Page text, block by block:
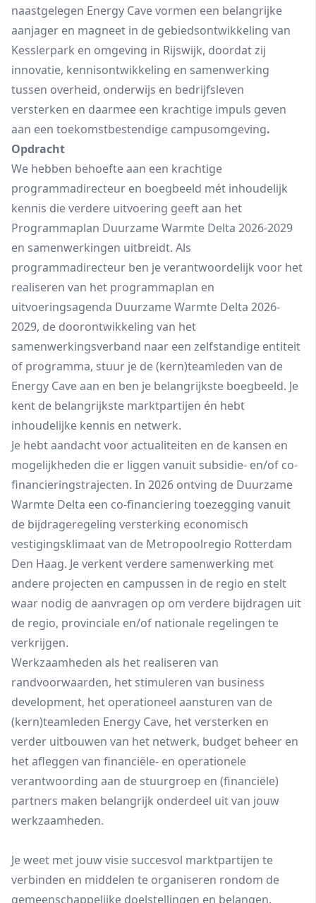
naastgelegen Energy Cave vormen een belangrijke
aanjager en magneet in de gebiedsontwikkeling van
Kesslerpark en omgeving in Rijswijk, doordat zij
innovatie, kennisontwikkeling en samenwerking
tussen overheid, onderwijs en bedrijfsleven
versterken en daarmee een krachtige impuls geven
aan een toekomstbestendige campusomgeving.
Opdracht
We hebben behoefte aan een krachtige
programmadirecteur en boegbeeld mét inhoudelijk
kennis die verdere uitvoering geeft aan het
Programmaplan Duurzame Warmte Delta 2026-2029
en samenwerkingen uitbreidt. Als
programmadirecteur ben je verantwoordelijk voor het
realiseren van het programmaplan en
uitvoeringsagenda Duurzame Warmte Delta 2026-
2029, de doorontwikkeling van het
samenwerkingsverband naar een zelfstandige entiteit
of programma, stuur je de (kern)teamleden van de
Energy Cave aan en ben je belangrijkste boegbeeld. Je
kent de belangrijkste marktpartijen én hebt
inhoudelijke kennis en netwerk.
Je hebt aandacht voor actualiteiten en de kansen en
mogelijkheden die er liggen vanuit subsidie- en/of co-
financieringstrajecten. In 2026 ontving de Duurzame
Warmte Delta een co-financiering toezegging vanuit
de bijdrageregeling versterking economisch
vestigingsklimaat van de Metropoolregio Rotterdam
Den Haag. Je verkent verdere samenwerking met
andere projecten en campussen in de regio en stelt
waar nodig de aanvragen op om verdere bijdragen uit
de regio, provinciale en/of nationale regelingen te
verkrijgen.
Werkzaamheden als het realiseren van
randvoorwaarden, het stimuleren van business
development, het operationeel aansturen van de
(kern)teamleden Energy Cave, het versterken en
verder uitbouwen van het netwerk, budget beheer en
het afleggen van financiële- en operationele
verantwoording aan de stuurgroep en (financiële)
partners maken belangrijk onderdeel uit van jouw
werkzaamheden.
Je weet met jouw visie succesvol marktpartijen te
verbinden en middelen te organiseren rondom de
gemeenschappelijke doelstellingen en belangen.